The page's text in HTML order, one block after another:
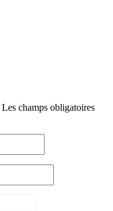
Les champs obligatoires